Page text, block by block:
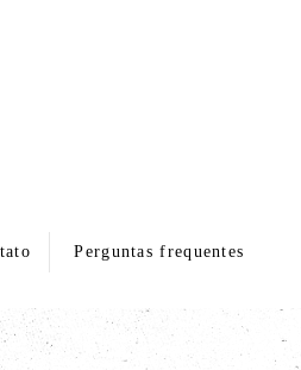
Perguntas frequentes